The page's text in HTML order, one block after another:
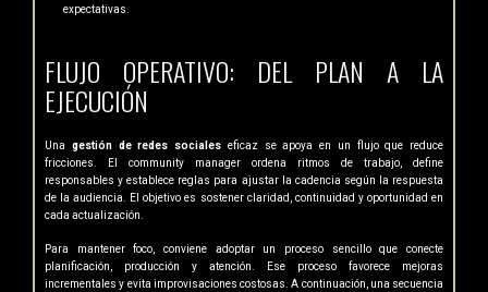
expectativas.
FLUJO OPERATIVO: DEL PLAN A LA
EJECUCIÓN
Una gestión de redes sociales eficaz se apoya en un flujo que reduce
fricciones. El community manager ordena ritmos de trabajo, define
responsables y establece reglas para ajustar la cadencia según la respuesta
de la audiencia. El objetivo es sostener claridad, continuidad y oportunidad en
cada actualización.
Para mantener foco, conviene adoptar un proceso sencillo que conecte
planificación, producción y atención. Ese proceso favorece mejoras
incrementales y evita improvisaciones costosas. A continuación, una secuencia